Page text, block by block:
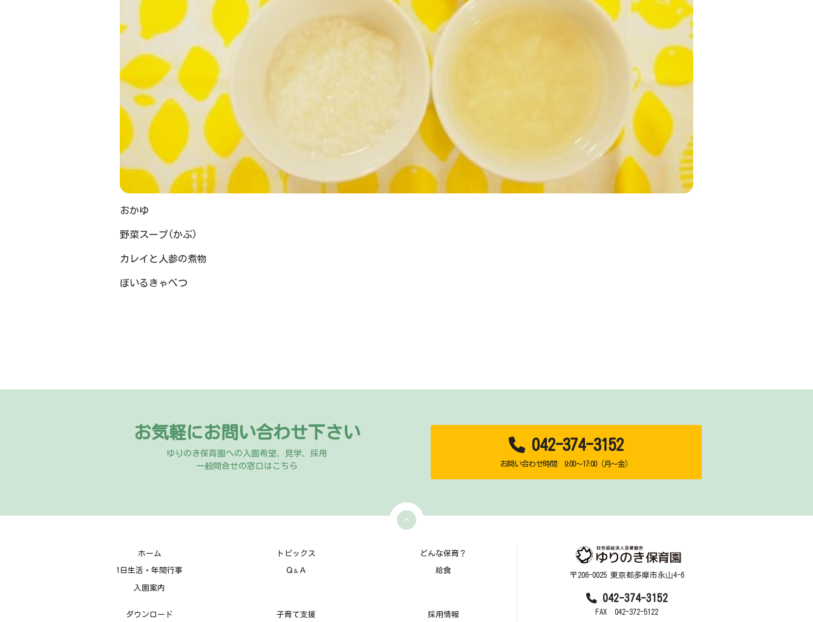
おかゆ
野菜スープ(かぶ)
カレイと人参の煮物
ぼいるきゃべつ
お気軽にお問い合わせ下さい
ゆりのき保育園への入園希望、見学、採用
一般問合せの窓口はこちら
042-374-3152
お問い合わせ時間 9:00～17:00（月～金）
ホーム トピックス どんな保育？
1日生活・年間行事 Ｑ ＆ Ａ 給食
入園案内
ダウンロード 子育て支援 採用情報
〒206-0025 東京都多摩市永⼭4-6
042-374-3152
FAX 042-372-5122